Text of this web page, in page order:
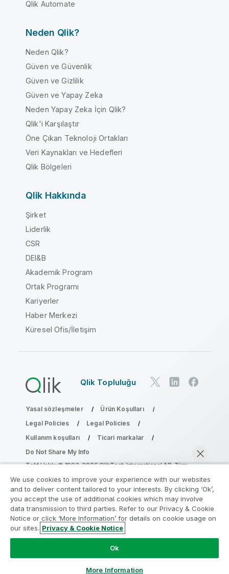
Şimdi sohbet et
Qlik Automate
Neden Qlik?
Neden Qlik?
Güven ve Güvenlik
Güven ve Gizlilik
Güven ve Yapay Zeka
Neden Yapay Zeka İçin Qlik?
Qlik'i Karşılaştır
Öne Çıkan Teknoloji Ortakları
Veri Kaynakları ve Hedefleri
Qlik Bölgeleri
Qlik Hakkında
Şirket
Liderlik
CSR
DEI&B
Akademik Program
Ortak Programı
Kariyerler
Haber Merkezi
Küresel Ofis/İletişim
Qlik Topluluğu
Yasal sözleşmeler
Ürün Koşulları
Legal Policies
Legal Policies
Kullanım koşulları
Ticari markalar
Do Not Share My Info
Telif Hakkı © 1993-2026 QlikTech International AB. Tüm
Analiz Modernleştirme Programına katılın
Analiz Modernleştirme Programı ile değerli QlikView
uygulamalarınızı ödün vermeden modernleştirin.
ulaşmak
ampquestions@qlik.com
We use cookies to improve your experience with our websites
and to deliver content tailored to your interests. By clicking ‘Ok’,
you accept the use of additional cookies which may involve
data transmission to third parties. Refer to our Privacy & Cookie
Notice or click ‘More Information’ for details on cookie usage on
our sites. Privacy & Cookie Notice
Ok
More Information